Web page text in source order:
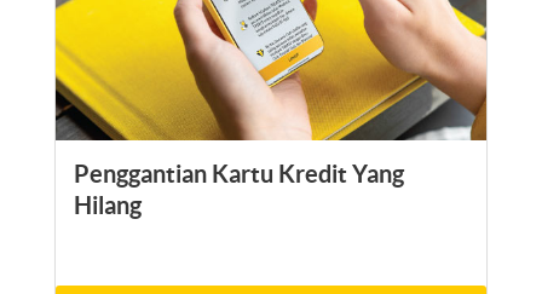
Penggantian Kartu Kredit Yang
Hilang